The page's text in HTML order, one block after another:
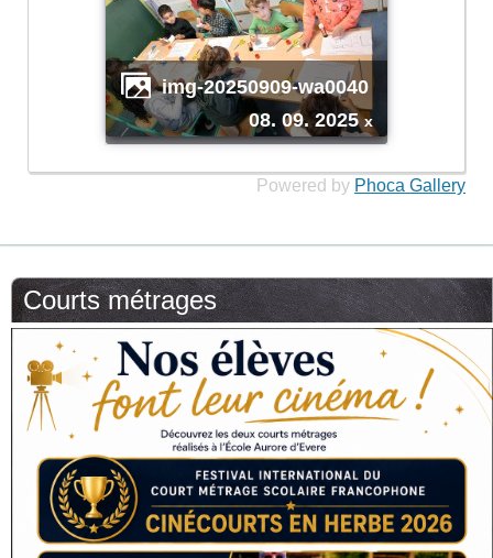
img-20250909-wa0040
08. 09. 2025x
Powered by Phoca Gallery
Courts métrages